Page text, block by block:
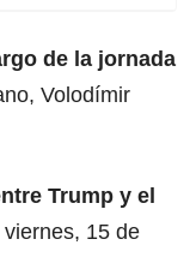
de la jornada
Volodímir
Trump y el
15 de